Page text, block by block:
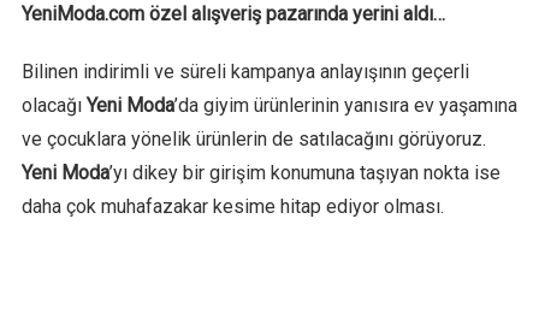
YeniModa.com özel alışveriş pazarında yerini aldı…
Bilinen indirimli ve süreli kampanya anlayışının geçerli
olacağıYeni Moda’da giyim ürünlerinin yanısıra ev yaşamına
ve çocuklara yönelik ürünlerin de satılacağını görüyoruz.
Yeni Moda’yı dikey bir girişim konumuna taşıyan nokta ise
daha çok muhafazakar kesime hitap ediyor olması.